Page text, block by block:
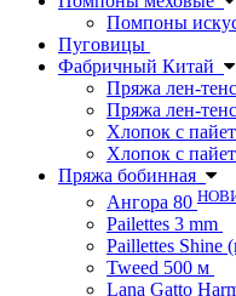
Помпоны
Пуговицы
Фабричный Китай
Пряжа лен-
Пряжа лен-
Хлопок с
Хлопок с
Пряжа бобинная
Ангора 80
Pailettes 3 mm
Paillettes Shine
Tweed 500 м
Lana Gatto